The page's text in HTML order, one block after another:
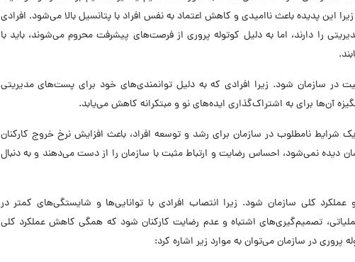
این پدیده باعث ناامیدی و کاهش اعتماد به نفس افراد با پتانسیل بالا می‌شود. افرادی
را دارند، اما به دلیل کوتوله‌ پروری از فرصت‌های پیشرفت محروم می‌شوند، باید با
در سازمان شود. زیرا افرادی که به دلیل توانمندی‌های خود برای پست‌های مدیریتی
آن‌ها برای به اشتراک‌گذاری ایده‌های نو و مبتکرانه کاهش می‌یابد.
شرایط نامطلوب در سازمان برای رشد و توسعه افراد، باعث افزایش نرخ خروج کارکنان
دیده نمی‌شود، احساس رضایت و ارتباط مثبت با سازمان را از دست می‌دهند و به دنبال
کلی سازمان شود. زیرا انتصاب افرادی با توانایی‌ها و شایستگی‌های کمتر در
تصمیم‌گیری‌های اشتباه و عدم رضایت کارکنان شود که همگی کاهش عملکرد کلی
پروری در سازمان می‌توان به موارد زیر اشاره کرد: